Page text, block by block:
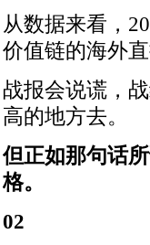
从数据来看，
价值链的海外
战报会说谎，
高的地方去。
但正如那句话
格。
02